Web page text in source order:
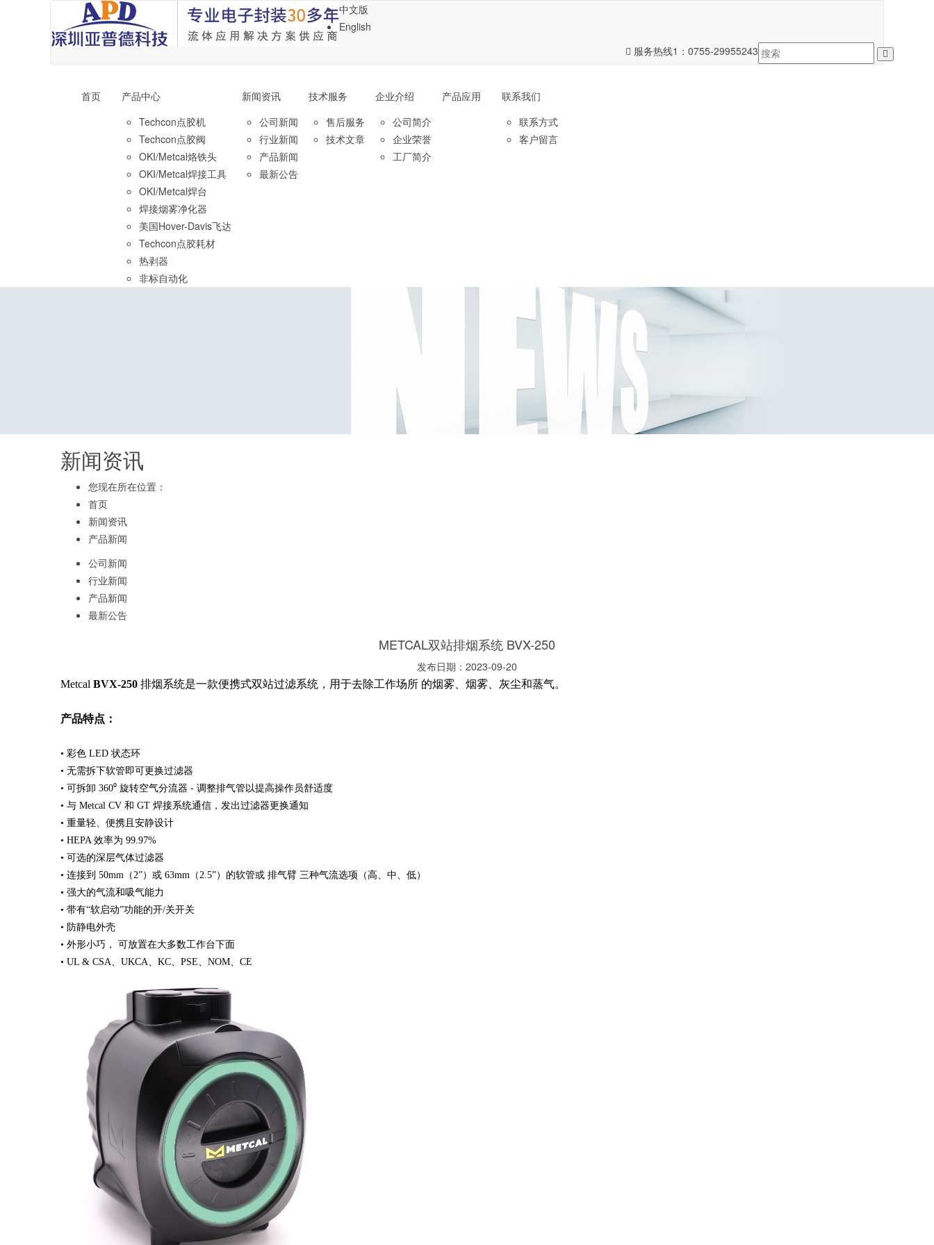
中文版
English
服务热线1： 0755-29955243
首页
产品中心
Techcon点胶机
Techcon点胶阀
OKI/Metcal烙铁头
OKI/Metcal焊接工具
OKI/Metcal焊台
焊接烟雾净化器
美国Hover-Davis飞达
Techcon点胶耗材
热剥器
非标自动化
新闻资讯
公司新闻
行业新闻
产品新闻
最新公告
技术服务
售后服务
技术文章
企业介绍
公司简介
企业荣誉
工厂简介
产品应用
联系我们
联系方式
客户留言
新闻资讯
您现在所在位置：
首页
新闻资讯
产品新闻
公司新闻
行业新闻
产品新闻
最新公告
METCAL双站排烟系统 BVX-250
发布日期：2023-09-20
Metcal BVX-250 排烟系统是一款便携式双站过滤系统，用于去除工作场所 的烟雾、烟雾、灰尘和蒸气。
产品特点：
• 彩色 LED 状态环
• 无需拆下软管即可更换过滤器
• 可拆卸 360⁰ 旋转空气分流器 - 调整排气管以提高操作员舒适度
• 与 Metcal CV 和 GT 焊接系统通信，发出过滤器更换通知
• 重量轻、便携且安静设计
• HEPA 效率为 99.97%
• 可选的深层气体过滤器
• 连接到 50mm （2”）或 63mm （2.5”）的软管或 排气臂 三种气流选项（高、中、低）
• 强大的气流和吸气能力
• 带有“软启动”功能的开/关开关
• 防静电外壳
• 外形小巧， 可放置在大多数工作台下面
• UL & CSA、 UKCA、 KC、 PSE、 NOM、 CE